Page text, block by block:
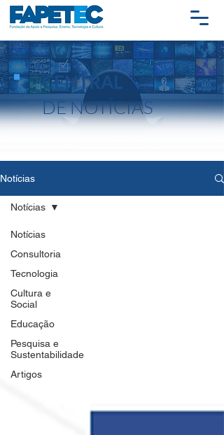
CENTRAL
DE NOTÍCIAS
Notícias
Notícias
Consultoria
Tecnologia
Cultura e
Social
Educação
Pesquisa e
Sustentabilidade
Artigos
Notícias